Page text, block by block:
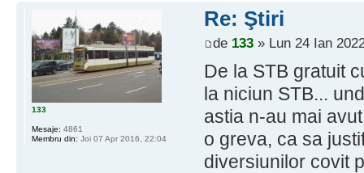
Re: Ştiri
de 133» Lun 24 Ian
De la STB gratuit
la niciun STB...
astia n-au mai
o greva, ca sa
diversiunilor covit
133
Mesaje: 4861
Membru din: Joi 07 Apr 2016, 22:04